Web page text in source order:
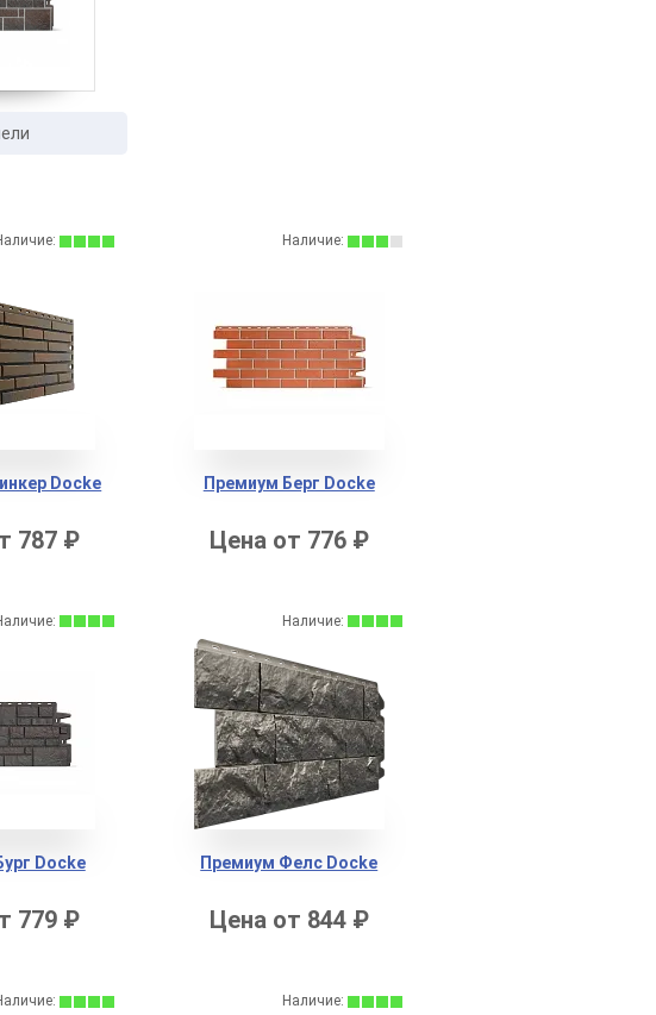
Docke
787 ₽
Наличие:
Премиум Берг Docke
Цена от 776 ₽
Docke
779 ₽
Наличие:
Премиум Фелс Docke
Цена от 844 ₽
Наличие: